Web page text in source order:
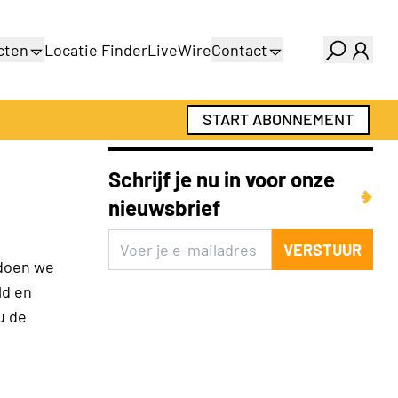
Locatie FinderLiveWireContact
Adverteren
Abonnementen
START ABONNEMENT
we
en
de
Schrijf je nu in voor onze
nieuwsbrief
VERSTUUR